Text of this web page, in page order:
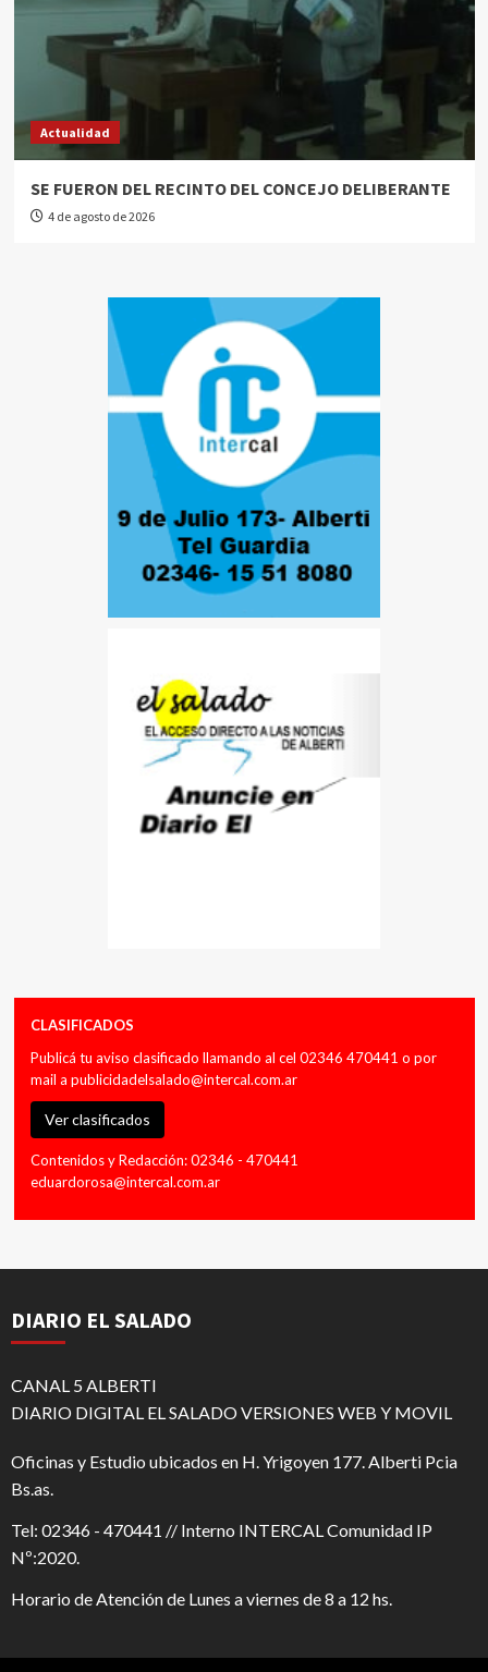
Actualidad
SE FUERON DEL RECINTO DEL CONCEJO DELIBERANTE
4 de agosto de 2026
CLASIFICADOS
Publicá tu aviso clasificado llamando al cel 02346 470441 o por
mail a publicidadelsalado@intercal.com.ar
Ver clasificados
Contenidos y Redacción: 02346 - 470441
eduardorosa@intercal.com.ar
DIARIO EL SALADO
CANAL 5 ALBERTI
DIARIO DIGITAL EL SALADO VERSIONES WEB Y MOVIL
Oficinas y Estudio ubicados en H. Yrigoyen 177. Alberti Pcia
Bs.as.
Tel: 02346 - 470441 // Interno INTERCAL Comunidad IP
Nº:2020.
Horario de Atención de Lunes a viernes de 8 a 12 hs.